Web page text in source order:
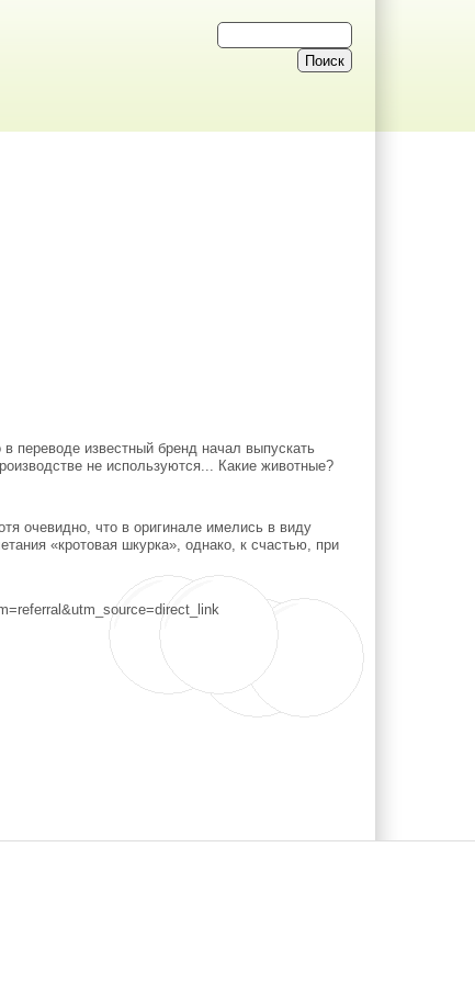
переводе известный бренд начал выпускать
не используются... Какие животные?
очевидно, что в оригинале имелись в виду
«кротовая шкурка», однако, к счастью, при